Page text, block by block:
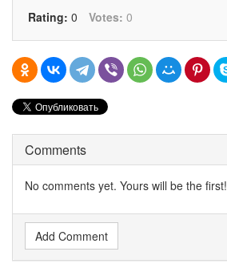
Rating: 0 Votes: 0
Comments
No comments yet. Yours will be the first!
Add Comment